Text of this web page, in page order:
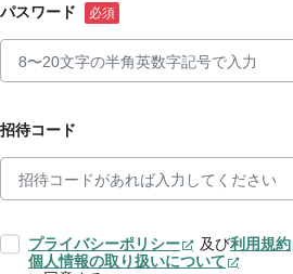
パスワード
招待コード
プライバシーポリシー 及び利用規約
個人情報の取り扱いについて